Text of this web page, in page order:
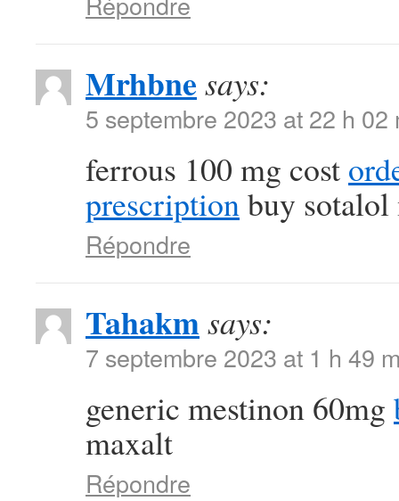
Mrhbne says:
5 septembre 2023 at 22 h 02
ferrous 100 mg cost
prescriptionbuy
Répondre
Tahakmsays:
7 septembre 2023 at 1 h 49
generic mestinon 60mg
maxalt
Répondre